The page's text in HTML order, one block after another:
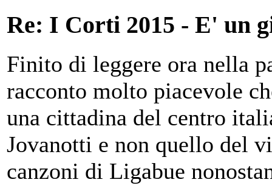
Re: I Corti 2015 - E' un
Finito di leggere ora nella
racconto molto piacevole
una cittadina del centro
Jovanotti e non quello del
canzoni di Ligabue